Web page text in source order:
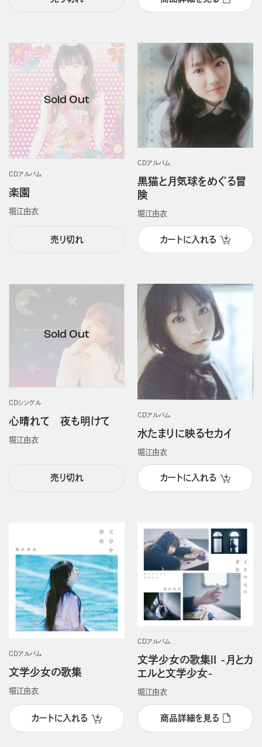
CDアルバム
楽園
堀江由衣
売り切れ
CDアルバム
黒猫と月気球をめぐる冒
険
堀江由衣
カートに入れる
CDシングル
心晴れて 夜も明けて
堀江由衣
売り切れ
CDアルバム
水たまりに映るセカイ
堀江由衣
カートに入れる
CDアルバム
文学少女の歌集
堀江由衣
カートに入れる
CDアルバム
文学少女の歌集Ⅱ -月とカ
エルと文学少女-
堀江由衣
商品詳細を見る